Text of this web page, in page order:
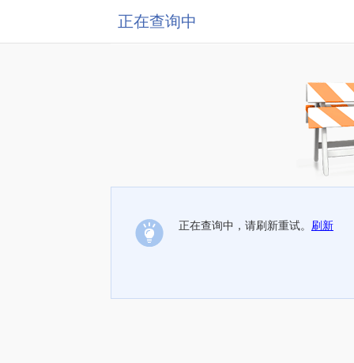
正在查询中
正在查询中，请刷新重试。 刷新